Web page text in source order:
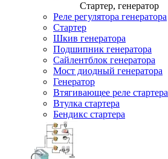
Стартер, генератор
Реле регулятора генератора
Стартер
Шкив генератора
Подшипник генератора
Сайлентблок генератора
Мост диодный генератора
Генератор
Втягивающее реле стартера
Втулка стартера
Бендикс стартера